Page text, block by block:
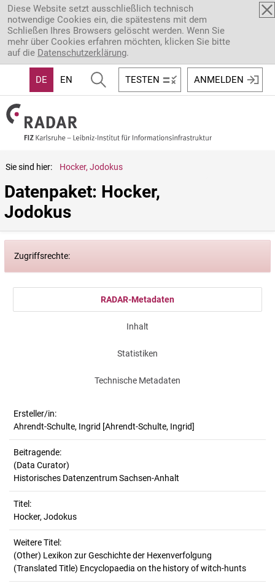
Direkt zum Inhalt
Diese Website setzt ausschließlich technisch
notwendige Cookies ein, die spätestens mit dem
Schließen Ihres Browsers gelöscht werden. Wenn Sie
mehr über Cookies erfahren möchten, klicken Sie bitte
auf die Datenschutzerklärung.
DE EN TESTEN ANMELDEN
Sie sind hier: Hocker, Jodokus
Datenpaket: Hocker,
Jodokus
Zugriffsrechte:
RADAR-Metadaten
Inhalt
Statistiken
Technische Metadaten
Ersteller/in:
Ahrendt-Schulte, Ingrid [Ahrendt-Schulte, Ingrid]
Beitragende:
(Data Curator)
Historisches Datenzentrum Sachsen-Anhalt
Titel:
Hocker, Jodokus
Weitere Titel:
(Other) Lexikon zur Geschichte der Hexenverfolgung
(Translated Title) Encyclopaedia on the history of witch-hunts